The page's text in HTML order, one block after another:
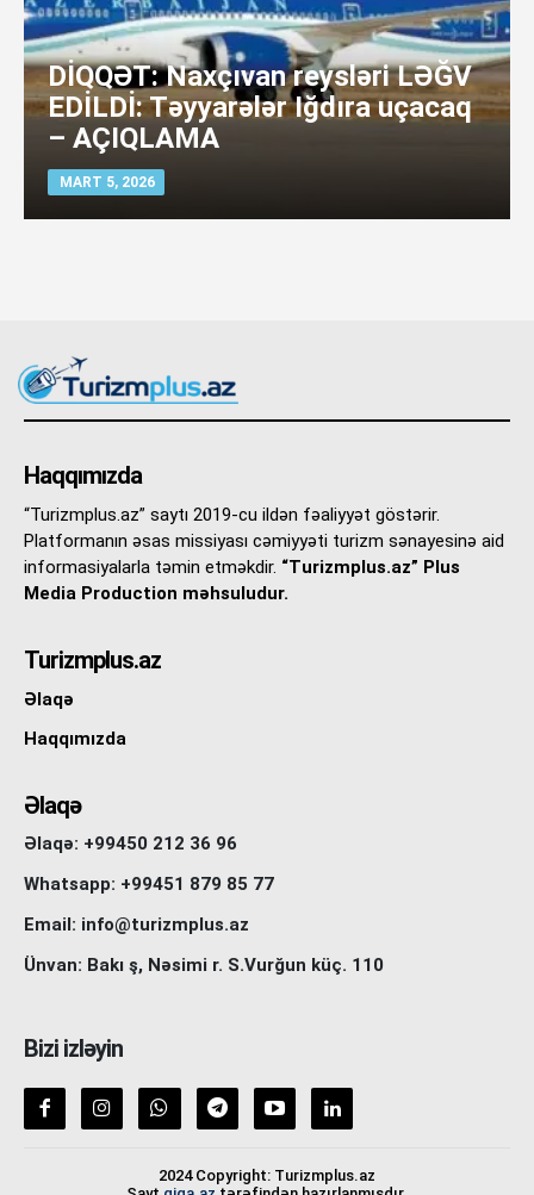
DİQQƏT: Naxçıvan reysləri LƏĞV
EDİLDİ: Təyyarələr Iğdıra uçacaq
– AÇIQLAMA
MART 5, 2026
Haqqımızda
“Turizmplus.az” saytı 2019-cu ildən fəaliyyət göstərir.
Platformanın əsas missiyası cəmiyyəti turizm sənayesinə aid
informasiyalarla təmin etməkdir. “Turizmplus.az” Plus
Media Production məhsuludur.
Turizmplus.az
Əlaqə
Haqqımızda
Əlaqə
Əlaqə: +99450 212 36 96
Whatsapp: +99451 879 85 77
Email: info@turizmplus.az
Ünvan: Bakı ş, Nəsimi r. S.Vurğun küç. 110
Bizi izləyin
2024 Copyright: Turizmplus.az